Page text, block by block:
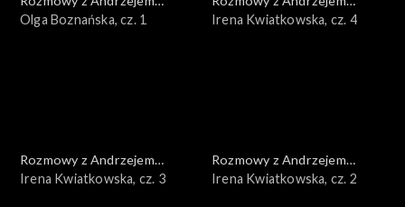
Doboszem
Olga Boznańska, cz. 1
Doboszem
Irena Kwiatkowska, cz. 4
Rozmowy z Andrzejem
Doboszem
Irena Kwiatkowska, cz. 3
Rozmowy z Andrzejem
Doboszem
Irena Kwiatkowska, cz. 2